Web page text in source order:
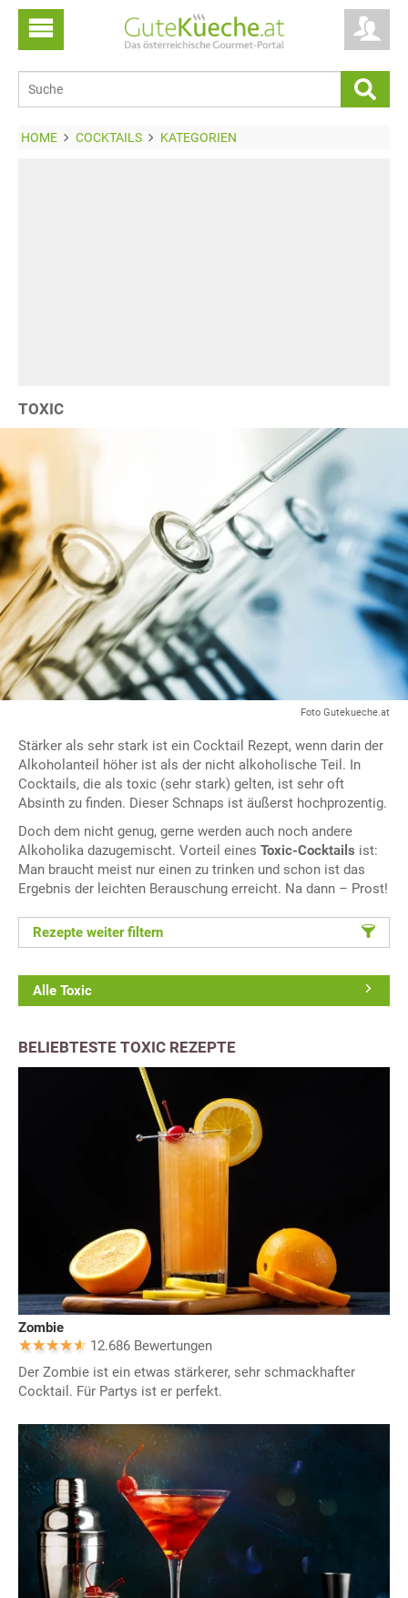
HOME COCKTAILS KATEGORIEN
TOXIC
Foto Gutekueche.at
Stärker als sehr stark ist ein Cocktail Rezept, wenn darin der
Alkoholanteil höher ist als der nicht alkoholische Teil. In
Cocktails, die als toxic (sehr stark) gelten, ist sehr oft
Absinth zu finden. Dieser Schnaps ist äußerst hochprozentig.
Doch dem nicht genug, gerne werden auch noch andere
Alkoholika dazugemischt. Vorteil eines Toxic-Cocktails ist:
Man braucht meist nur einen zu trinken und schon ist das
Ergebnis der leichten Berauschung erreicht. Na dann – Prost!
Rezepte weiter filtern
Alle Toxic
BELIEBTESTE TOXIC REZEPTE
Zombie
12.686 Bewertungen
Der Zombie ist ein etwas stärkerer, sehr schmackhafter
Cocktail. Für Partys ist er perfekt.